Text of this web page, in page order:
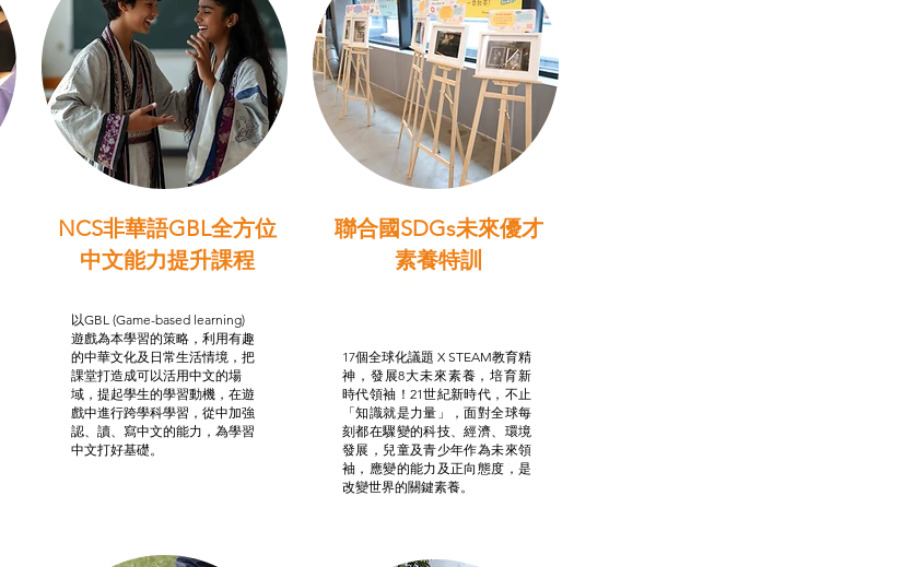
NCS非華語GBL全方位
中文能力提升課程
以GBL (Game-based learning)
遊戲為本學習的策略，利用有趣
的中華文化及日常生活情境，把
課堂打造成可以活用中文的場
域，提起學生的學習動機，在遊
戲中進行跨學科學習，從中加強
認、讀、寫中文的能力，為學習
中文打好基礎。
聯合國SDGs未來優才
素養特訓
17個全球化議題 X STEAM教育精
神，發展8大未來素養，培育新
時代領袖！21世紀新時代，不止
「知識就是力量」，面對全球每
刻都在驟變的科技、經濟、環境
發展，兒童及青少年作為未來領
袖，應變的能力及正向態度，是
改變世界的關鍵素養。